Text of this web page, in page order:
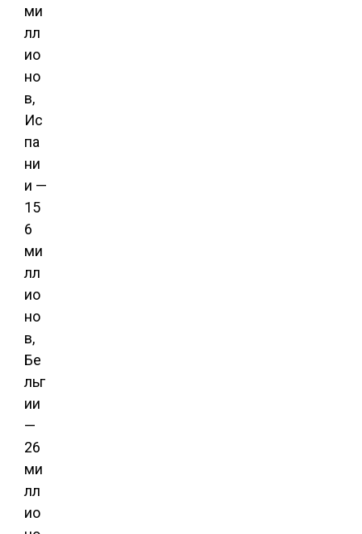
ми
лл
ио
но
в,
Ис
па
ни
и —
15
6
ми
лл
ио
но
в,
Бе
льг
ии
—
26
ми
лл
ио